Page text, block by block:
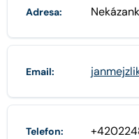
Adresa:
Email:
Telefon: